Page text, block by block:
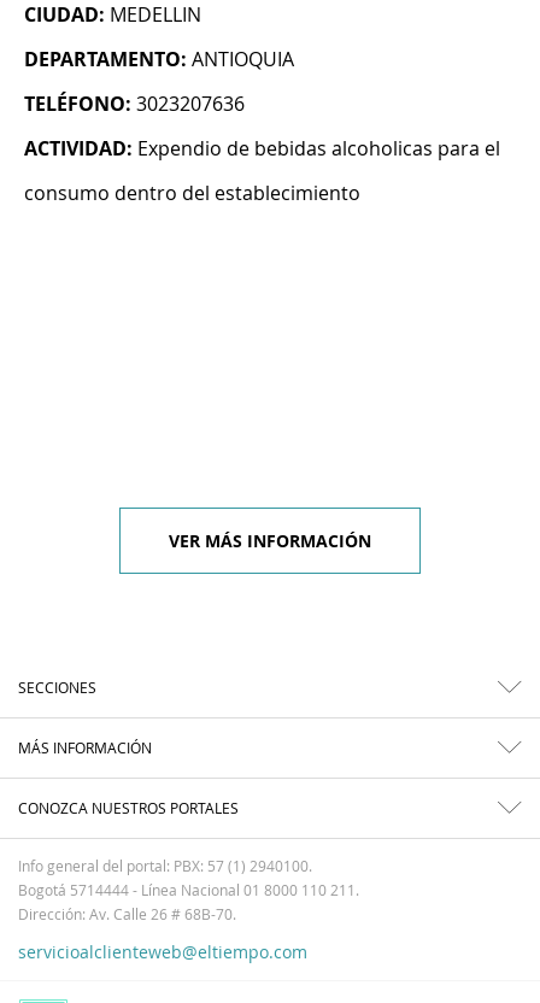
CIUDAD: MEDELLIN
DEPARTAMENTO: ANTIOQUIA
TELÉFONO: 3023207636
ACTIVIDAD: Expendio de bebidas alcoholicas para el
consumo dentro del establecimiento
VER MÁS INFORMACIÓN
SECCIONES
MÁS INFORMACIÓN
CONOZCA NUESTROS PORTALES
Info general del portal: PBX: 57 (1) 2940100.
Bogotá 5714444 - Línea Nacional 01 8000 110 211.
Dirección: Av. Calle 26 # 68B-70.
servicioalclienteweb@eltiempo.com